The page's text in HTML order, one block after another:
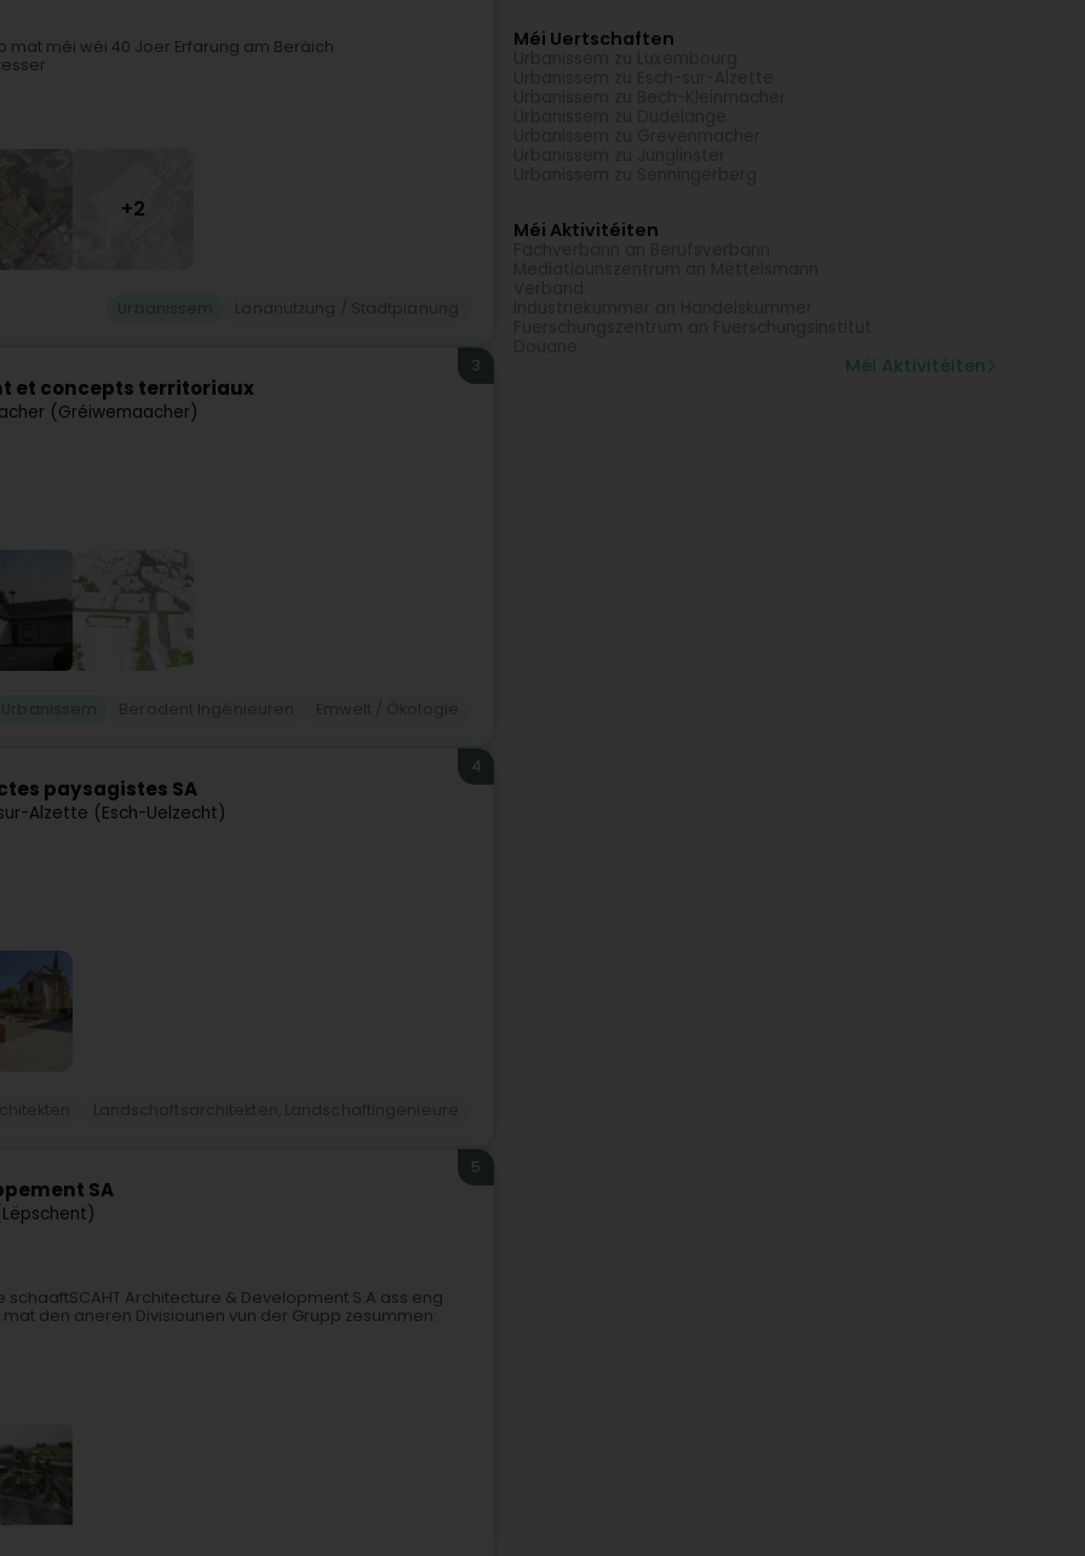
mat méi wéi 40 Joer Erfarung am Beräich
+2
et concepts territoriaux
(Gréiwemaacher)
3
paysagistes SA
Alzette (Esch-Uelzecht)
4
SA
5
Architecture & Development S.A ass eng
den aneren Divisiounen vun der Grupp zesummen:
Méi Uertschaften
Méi Aktivitéiten
Méi Aktivitéiten